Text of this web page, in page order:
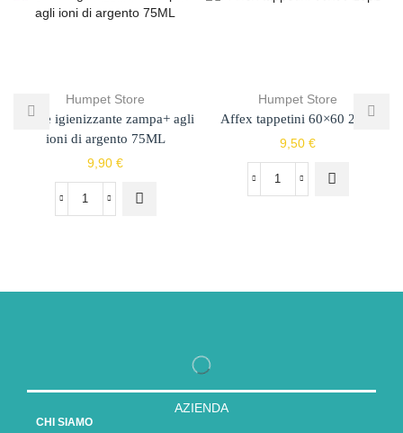
Humpet Store
Derbe igienizzante zampa+ agli
ioni di argento 75ML
9,90 €
Humpet Store
Affex tappetini 60×60 25pz
9,50 €
AZIENDA
CHI SIAMO